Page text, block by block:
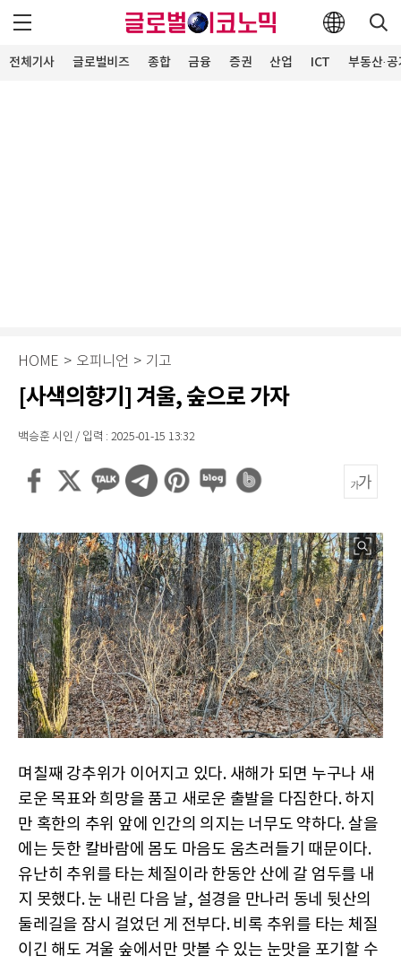
전체기사 글로벌비즈 종합 금융 증권 산업 ICT 부동산·
HOME > 오피니언 > 기고
[사색의향기] 겨울, 숲으로 가자
백승훈 시인 / 입력 : 2025-01-15 13:32
며칠째 강추위가 이어지고 있다. 새해가 되면 누구나 새
로운 목표와 희망을 품고 새로운 출발을 다짐한다. 하지
만 혹한의 추위 앞에 인간의 의지는 너무도 약하다. 살을
에는 듯한 칼바람에 몸도 마음도 움츠러들기 때문이다.
유난히 추위를 타는 체질이라 한동안 산에 갈 엄두를 내
지 못했다. 눈 내린 다음 날, 설경을 만나러 동네 뒷산의
둘레길을 잠시 걸었던 게 전부다. 비록 추위를 타는 체질
이긴 해도 겨울 숲에서만 맛볼 수 있는 눈맛을 포기할 수